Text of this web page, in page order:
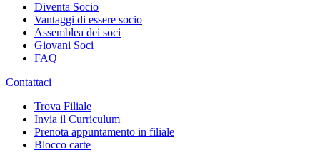
Diventa Socio
Vantaggi di essere socio
Assemblea dei soci
Giovani Soci
FAQ
Contattaci
Trova Filiale
Invia il Curriculum
Prenota appuntamento in filiale
Blocco carte